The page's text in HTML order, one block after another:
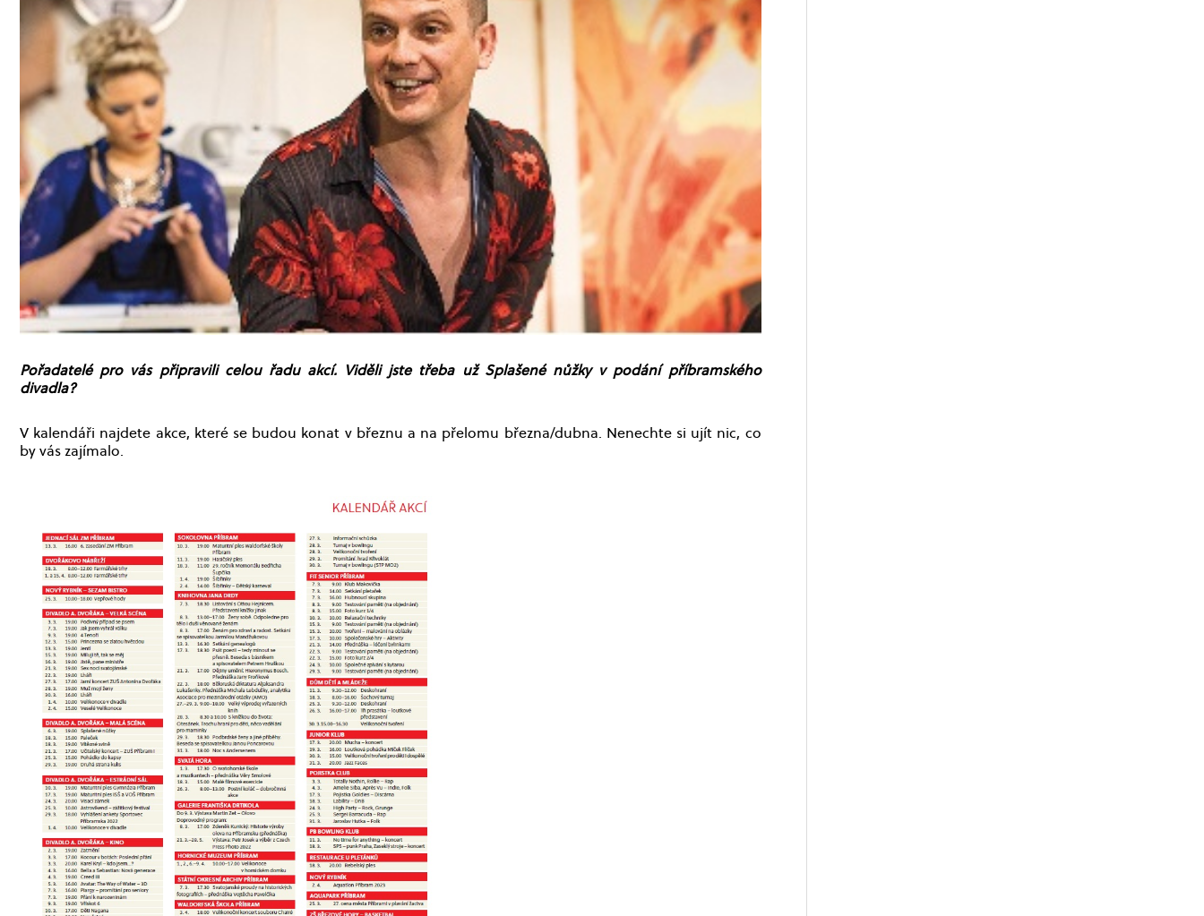
Pořadatelé pro vás připravili celou řadu akcí. Viděli jste třeba už Splašené nůžky v podání příbramského
divadla?
V kalendáři najdete akce, které se budou konat v březnu a na přelomu března/dubna. Nenechte si ujít nic, co
by vás zajímalo.